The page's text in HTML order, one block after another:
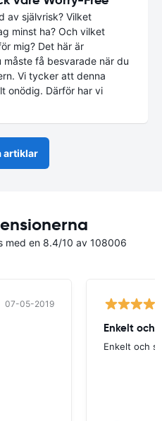
av självrisk? Vilket
minst ha? Och vilket
mig? Det här är
få besvarade när du
Vi tycker att denna
onödig. Därför har vi
artiklar
med en 8.4/10 av 108006
07-05-2019
Enkelt och
Enkelt och